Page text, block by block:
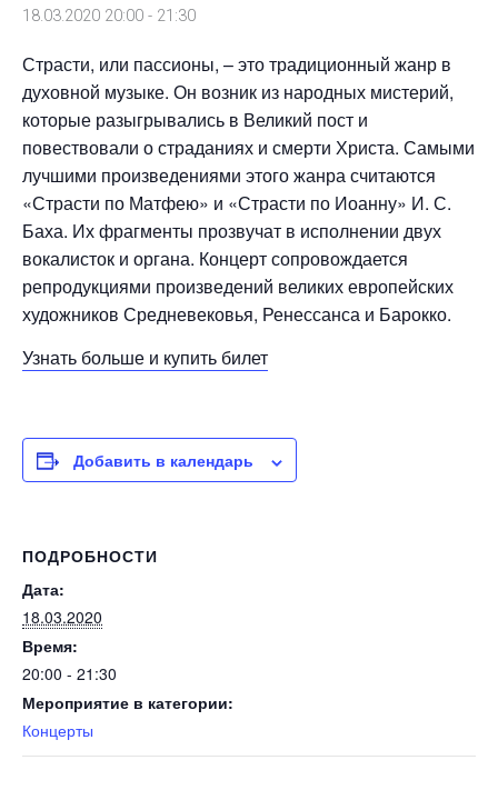
18.03.2020 20:00 - 21:30
Страсти, или пассионы, – это традиционный жанр в
духовной музыке. Он возник из народных мистерий,
которые разыгрывались в Великий пост и
повествовали о страданиях и смерти Христа. Самыми
лучшими произведениями этого жанра считаются
«Страсти по Матфею» и «Страсти по Иоанну» И. С.
Баха. Их фрагменты прозвучат в исполнении двух
вокалисток и органа. Концерт сопровождается
репродукциями произведений великих европейских
художников Средневековья, Ренессанса и Барокко.
Узнать больше и купить билет
Добавить в календарь
ПОДРОБНОСТИ
Дата:
18.03.2020
Время:
20:00 - 21:30
Мероприятие в категории:
Концерты